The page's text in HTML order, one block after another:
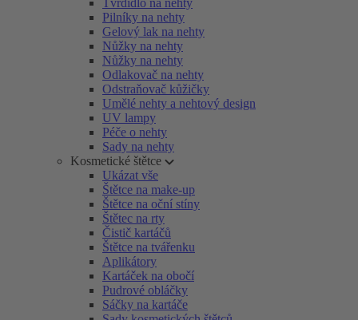
Tvrdidlo na nehty
Pilníky na nehty
Gelový lak na nehty
Nůžky na nehty
Nůžky na nehty
Odlakovač na nehty
Odstraňovač kůžičky
Umělé nehty a nehtový design
UV lampy
Péče o nehty
Sady na nehty
Kosmetické štětce
Ukázat vše
Štětce na make-up
Štětce na oční stíny
Štětec na rty
Čistič kartáčů
Štětce na tvářenku
Aplikátory
Kartáček na obočí
Pudrové obláčky
Sáčky na kartáče